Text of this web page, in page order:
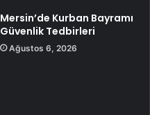
Mersin’de Kurban Bayramı
Güvenlik Tedbirleri
Ağustos 6, 2026